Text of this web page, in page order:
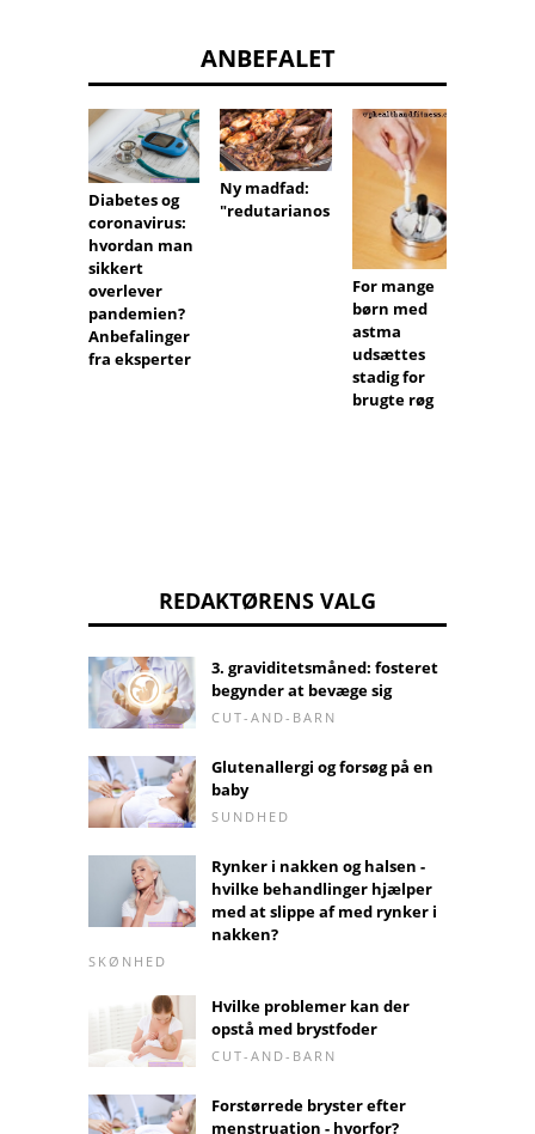
ANBEFALET
Diabetes og
coronavirus:
hvordan man
sikkert
overlever
pandemien?
Anbefalinger
fra eksperter
Ny madfad:
"redutarianos
For mange
børn med
astma
udsættes
stadig for
brugte røg
REDAKTØRENS VALG
3. graviditetsmåned: fosteret
begynder at bevæge sig
CUT-AND-BARN
Glutenallergi og forsøg på en
baby
SUNDHED
Rynker i nakken og halsen -
hvilke behandlinger hjælper
med at slippe af med rynker i
nakken?
SKØNHED
Hvilke problemer kan der
opstå med brystfoder
CUT-AND-BARN
Forstørrede bryster efter
menstruation - hvorfor?